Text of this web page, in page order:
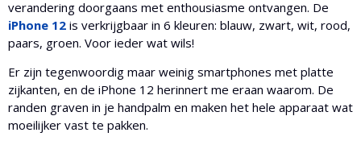
verandering doorgaans met enthousiasme ontvangen. De
iPhone 12 is verkrijgbaar in 6 kleuren: blauw, zwart, wit, rood,
paars, groen. Voor ieder wat wils!
Er zijn tegenwoordig maar weinig smartphones met platte
zijkanten, en de iPhone 12 herinnert me eraan waarom. De
randen graven in je handpalm en maken het hele apparaat wat
moeilijker vast te pakken.